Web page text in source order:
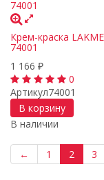
Крем-краска
74001
1 166 ₽
0
Артикул74001
В корзину
В наличии
← 1 2 3